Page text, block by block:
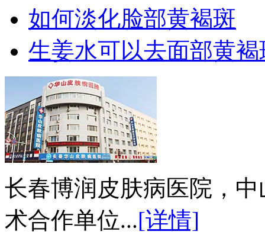
如何淡化脸部黄褐斑
生姜水可以去面部黄褐
长春博润皮肤病医院，
术合作单位...[详情]